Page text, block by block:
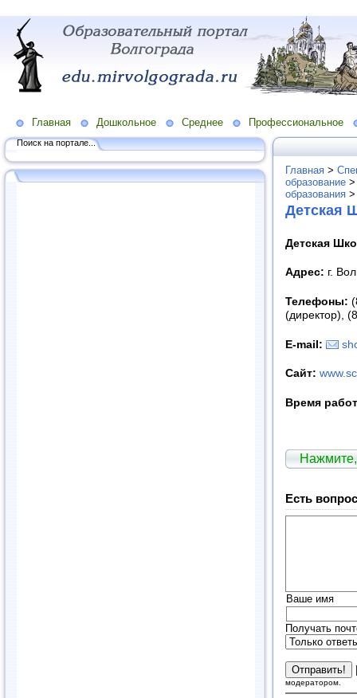
Главная Дошкольное Среднее Профессиональное
Поиск на портале...
Главная >
образование
образования
Детская
Детская
Адрес: г.
Телефоны:
(директор),
E-mail:
Сайт:
Время
Есть
Ваше имя
Получать
модератором.